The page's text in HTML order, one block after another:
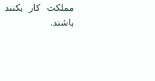
مملکت کار
باشند.‌